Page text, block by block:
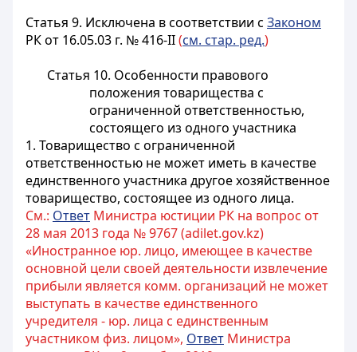
Статья 9. Исключена в соответствии с Законом
РК от 16.05.03 г. № 416-II(см. стар. ред.)
Статья 10. Особенности правового
положения товарищества с
ограниченной ответственностью,
состоящего из одного участника
1. Товарищество с ограниченной
ответственностью не может иметь в качестве
единственного участника другое хозяйственное
товарищество, состоящее из одного лица.
См.: Ответ Министра юстиции РК на вопрос от
28 мая 2013 года № 9767 (adilet.gov.kz)
«Иностранное юр. лицо, имеющее в качестве
основной цели своей деятельности извлечение
прибыли является комм. организаций не может
выступать в качестве единственного
учредителя - юр. лица с единственным
участником физ. лицом», Ответ Министра